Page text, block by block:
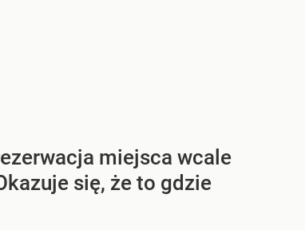
miejsca wcale
się, że to gdzie